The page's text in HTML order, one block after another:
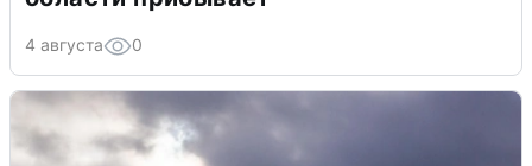
4 августа 0